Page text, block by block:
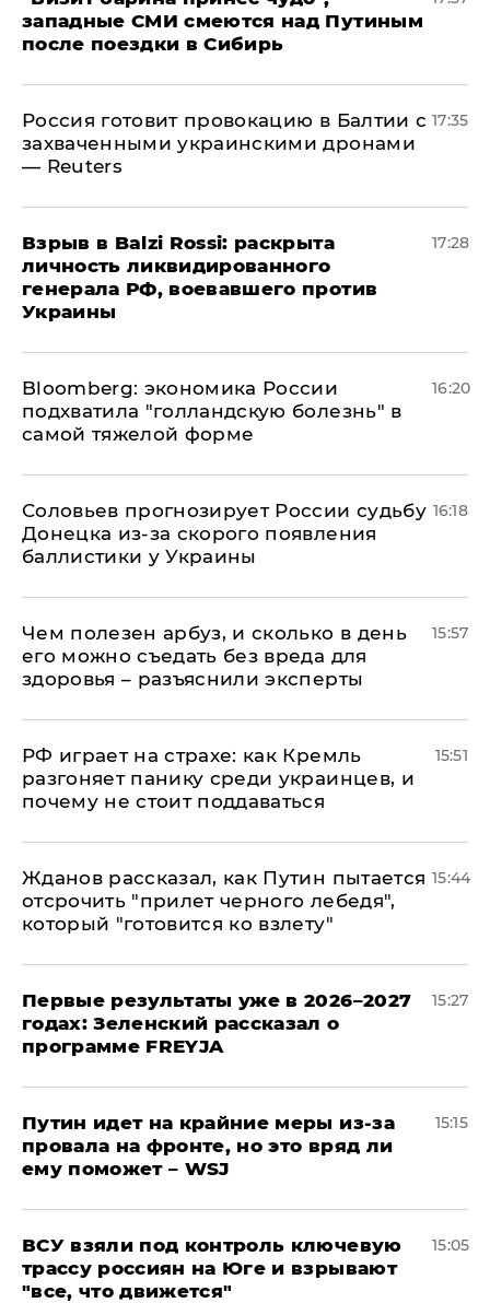
западные СМИ смеются над Путиным
после поездки в Сибирь
​Россия готовит провокацию в Балтии с
захваченными украинскими дронами
— Reuters
17:35
​Взрыв в Balzi Rossi: раскрыта
личность ликвидированного
генерала РФ, воевавшего против
Украины
17:28
Bloomberg: экономика России
подхватила "голландскую болезнь" в
самой тяжелой форме
16:20
Соловьев прогнозирует России судьбу
Донецка из-за скорого появления
баллистики у Украины
16:18
Чем полезен арбуз, и сколько в день
его можно съедать без вреда для
здоровья – разъяснили эксперты
15:57
РФ играет на страхе: как Кремль
разгоняет панику среди украинцев, и
почему не стоит поддаваться
15:51
Жданов рассказал, как Путин пытается
отсрочить "прилет черного лебедя",
который "готовится ко взлету"
15:44
Первые результаты уже в 2026–2027
годах: Зеленский рассказал о
программе FREYJA
15:27
Путин идет на крайние меры из-за
провала на фронте, но это вряд ли
ему поможет – WSJ
15:15
ВСУ взяли под контроль ключевую
трассу россиян на Юге и взрывают
"все, что движется"
15:05